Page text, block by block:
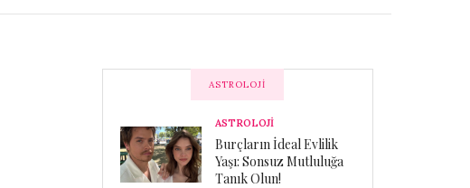
ASTROLOJI
ASTROLOJİ
Burçların İdeal Evlilik
Yaşı: Sonsuz Mutluluğa
Tanık Olun!